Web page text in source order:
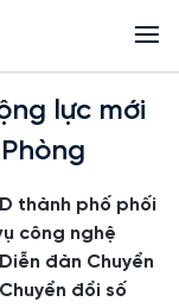
nền kinh tế Hải Phòng
lực mới
thành phố phối
công nghệ
đàn Chuyển
đổi số